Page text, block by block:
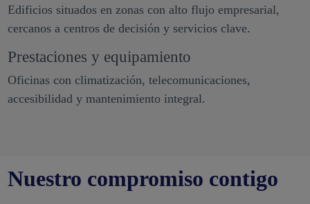
Edificios situados en zonas con alto flujo empresarial,
cercanos a centros de decisión y servicios clave.
Prestaciones y equipamiento
Oficinas con climatización, telecomunicaciones,
accesibilidad y mantenimiento integral.
Nuestro compromiso contigo